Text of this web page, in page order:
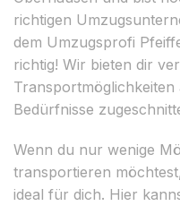
richtigen
dem Umzugsprofi
richtig! Wir bieten dir
Transportmöglichkeiten
Bedürfnisse
Wenn du nur wenige
transportieren
ideal für dich. Hier